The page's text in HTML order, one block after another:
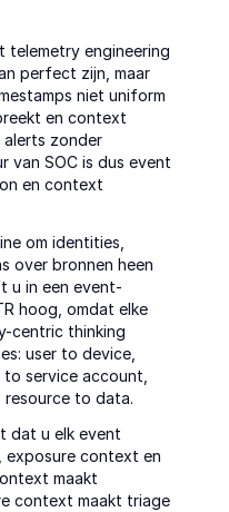
engineering
perfect zijn, maar
niet uniform
en context
zonder
van SOC is dus event
en context
om identities,
over bronnen heen
u in een event-
hoog, omdat elke
centric thinking
user to device,
service account,
to data.
dat u elk event
exposure context en
maakt
context maakt triage